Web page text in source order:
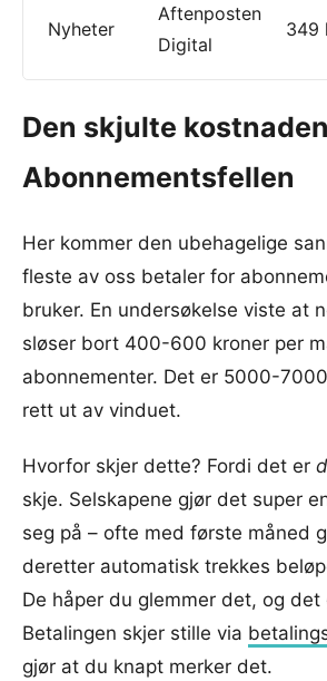
Nyheter
Aftenposten
Digital
349
Den skjulte
Abonnementsfellen
Her kommer den ubehagelige
fleste av oss betaler for
bruker. En undersøkelse viste at
sløser bort 400-600 kroner per
abonnementer. Det er 5000-
rett ut av vinduet.
Hvorfor skjer dette? Fordi det er
skje. Selskapene gjør det super
seg på – ofte med første måned
deretter automatisk trekkes
De håper du glemmer det, og det
Betalingen skjer stille via
gjør at du knapt merker det.